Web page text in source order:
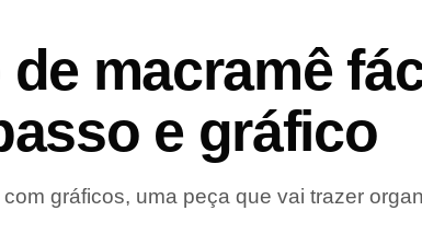
macramê
e gráfico
gráficos, uma peça que vai trazer